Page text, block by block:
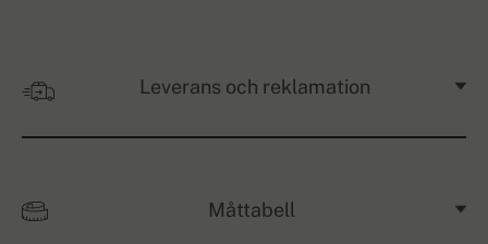
Leverans och reklamation
Måttabell